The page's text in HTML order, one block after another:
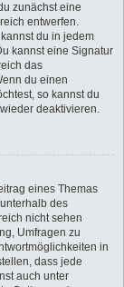
zunächst eine
entwerfen.
du in jedem
kannst eine Signatur
das
du einen
so kannst du
deaktivieren.
eines Themas
des
nicht sehen
Umfragen zu
in
dass jede
auch unter